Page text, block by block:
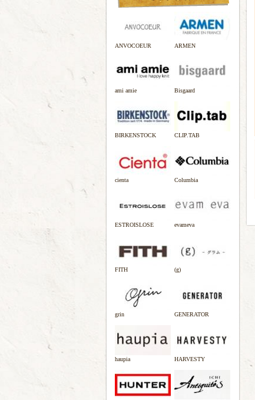
ANVOCOEUR ARMEN
ami amie Bisgaard
BIRKENSTOCK CLIP.TAB
cienta Columbia
ESTROISLOSE evameva
FITH (g)
grin GENERATOR
haupia HARVESTY